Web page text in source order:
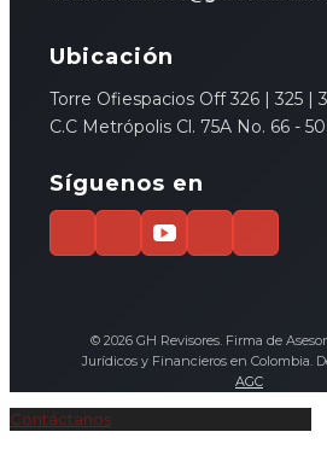
Ubicación
Torre Ofiespacios Off 326 | 325 |
C.C Metrópolis Cl. 75A No. 66 - 50
Síguenos en
© 2026 GH Revisores. Firma de
Jurídicos y Financieros en Colombia.
AGC
Contáctanos